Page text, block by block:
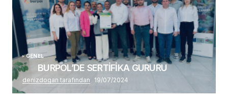
GENEL
BURPOL’DE SERTİFİKA GURURU
denizdogan tarafından 19/07/2024